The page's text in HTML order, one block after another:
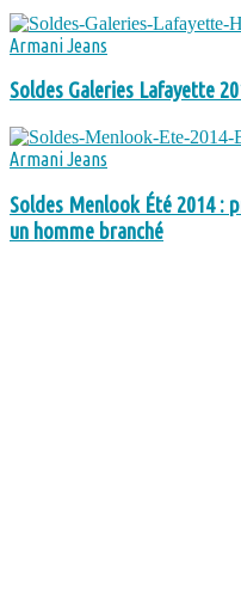
Armani Jeans
Soldes Galeries Lafayette
Armani Jeans
Soldes Menlook Été 2014 :
un homme branché